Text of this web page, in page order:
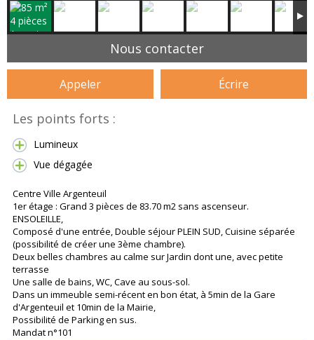
Nous contacter
Appeler Écrire
Les points forts :
Lumineux
Vue dégagée
Centre Ville Argenteuil
1er étage : Grand 3 pièces de 83.70 m2 sans ascenseur.
ENSOLEILLE,
Composé d'une entrée, Double séjour PLEIN SUD, Cuisine séparée
(possibilité de créer une 3ème chambre).
Deux belles chambres au calme sur Jardin dont une, avec petite
terrasse
Une salle de bains, WC, Cave au sous-sol.
Dans un immeuble semi-récent en bon état, à 5min de la Gare
d'Argenteuil et 10min de la Mairie,
Possibilité de Parking en sus.
Mandat n°101